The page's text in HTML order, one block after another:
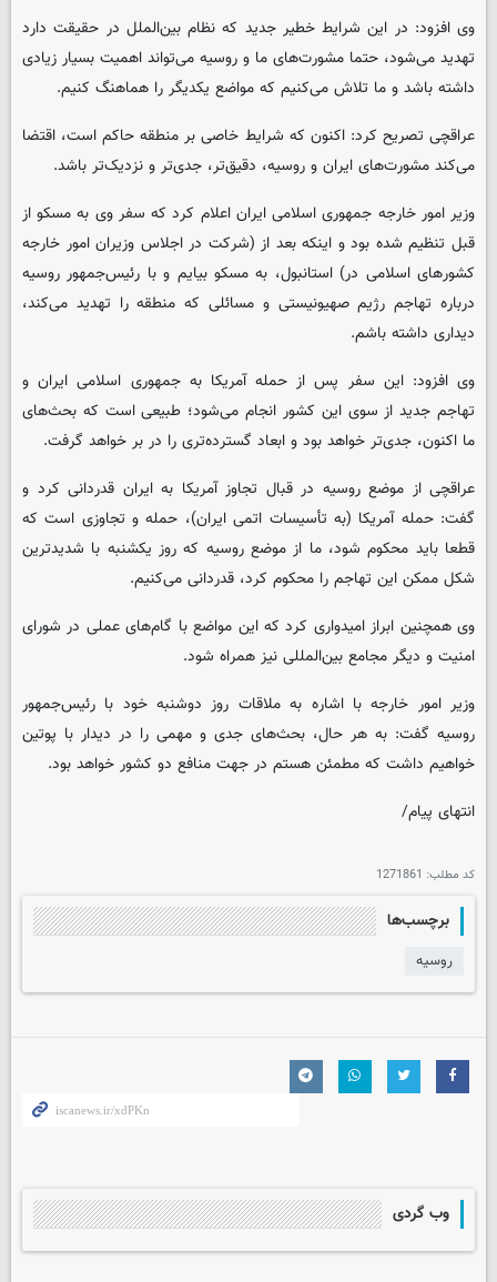
وی افزود:‌ در این شرایط خطیر جدید که نظام بین‌الملل در حقیقت دارد
تهدید می‌شود، حتما مشورت‌های ما و روسیه می‌تواند اهمیت بسیار زیادی
داشته باشد و ما تلاش می‌کنیم که مواضع یکدیگر را هماهنگ کنیم.
عراقچی تصریح کرد: اکنون که شرایط خاصی بر منطقه حاکم است، اقتضا
می‌کند مشورت‌های ایران و روسیه، دقیق‌تر، جدی‌تر و نزدیک‌تر باشد.
وزیر امور خارجه جمهوری اسلامی ایران اعلام کرد که سفر وی به مسکو از
قبل تنظیم شده بود و اینکه بعد از (شرکت در اجلاس وزیران امور خارجه
کشورهای اسلامی در) استانبول، به مسکو بیایم و با رئیس‌جمهور روسیه
درباره تهاجم رژیم صهیونیستی و مسائلی که منطقه را تهدید می‌کند،
دیداری داشته باشم.
وی افزود: این سفر پس از حمله آمریکا به جمهوری اسلامی ایران و
تهاجم جدید از سوی این کشور انجام می‌شود؛ طبیعی است که بحث‌های
ما اکنون، جدی‌تر خواهد بود و ابعاد گسترده‌تری را در بر خواهد گرفت.
عراقچی از موضع روسیه در قبال تجاوز آمریکا به ایران قدردانی کرد و
گفت: حمله آمریکا (به تأسیسات اتمی ایران)، حمله و تجاوزی است که
قطعا باید محکوم شود، ما از موضع روسیه که روز یکشنبه با شدیدترین
شکل ممکن این تهاجم را محکوم کرد، قدردانی می‌کنیم.
وی همچنین ابراز امیدواری کرد که این مواضع با گام‌های عملی در شورای
امنیت و دیگر مجامع بین‌المللی نیز همراه شود.
وزیر امور خارجه با اشاره به ملاقات روز دوشنبه خود با رئیس‌جمهور
روسیه گفت: به هر حال، بحث‌های جدی و مهمی را در دیدار با پوتین
خواهیم داشت که مطمئن هستم در جهت منافع دو کشور خواهد بود.
انتهای پیام/
کد مطلب: 1271861
برچسب‌ها
روسیه
وب گردی